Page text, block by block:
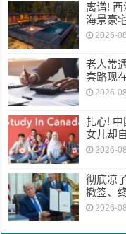
离谱!
海景豪
2026-
老人常
套路现
2026-
扎心!
女儿却
2026-
彻底凉
撤签、
2026-